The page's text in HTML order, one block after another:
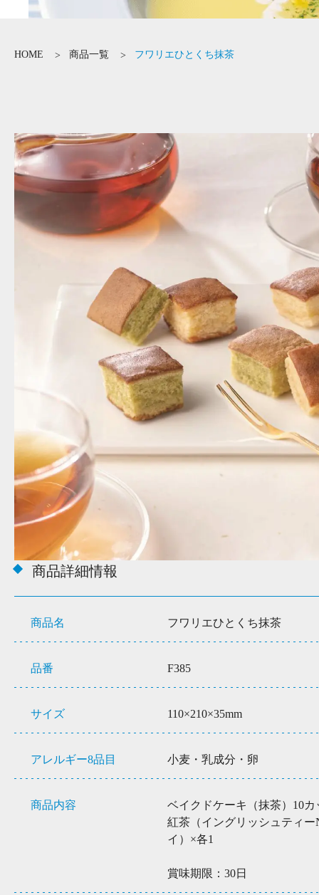
HOME 商品一覧 フワリエひとくち抹茶
商品詳細情報
商品名 フワリエひとくち抹茶
品番 F385
サイズ 110×210×35mm
アレルギー8品目 小麦・乳成分・卵
商品内容
ベイクドケーキ（抹茶）10カ
紅茶（イングリッシュティー
イ）×各1
賞味期限：30日